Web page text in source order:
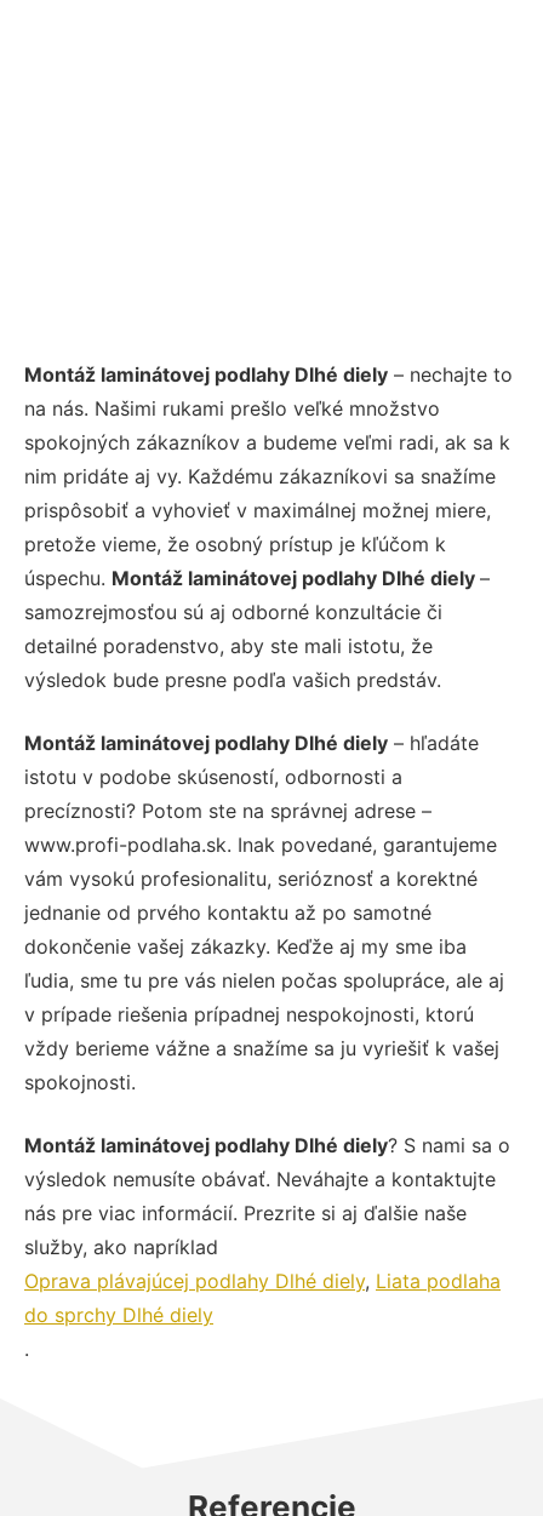
Montáž laminátovej podlahy Dlhé diely – nechajte to
na nás. Našimi rukami prešlo veľké množstvo
spokojných zákazníkov a budeme veľmi radi, ak sa k
nim pridáte aj vy. Každému zákazníkovi sa snažíme
prispôsobiť a vyhovieť v maximálnej možnej miere,
pretože vieme, že osobný prístup je kľúčom k
úspechu. Montáž laminátovej podlahy Dlhé diely –
samozrejmosťou sú aj odborné konzultácie či
detailné poradenstvo, aby ste mali istotu, že
výsledok bude presne podľa vašich predstáv.
Montáž laminátovej podlahy Dlhé diely – hľadáte
istotu v podobe skúseností, odbornosti a
precíznosti? Potom ste na správnej adrese –
www.profi-podlaha.sk. Inak povedané, garantujeme
vám vysokú profesionalitu, serióznosť a korektné
jednanie od prvého kontaktu až po samotné
dokončenie vašej zákazky. Keďže aj my sme iba
ľudia, sme tu pre vás nielen počas spolupráce, ale aj
v prípade riešenia prípadnej nespokojnosti, ktorú
vždy berieme vážne a snažíme sa ju vyriešiť k vašej
spokojnosti.
Montáž laminátovej podlahy Dlhé diely? S nami sa o
výsledok nemusíte obávať. Neváhajte a kontaktujte
nás pre viac informácií. Prezrite si aj ďalšie naše
služby, ako napríklad
Oprava plávajúcej podlahy Dlhé diely, Liata podlaha
do sprchy Dlhé diely
.
Referencie